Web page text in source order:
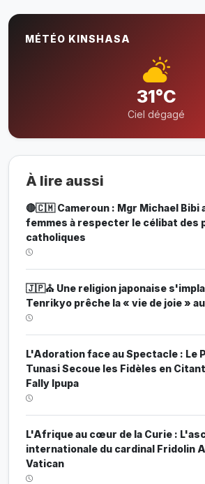
MÉTÉO KINSHASA
31°C
Ciel dégagé
À lire aussi
🔴🇨🇲 Cameroun : Mgr Michael Bibi
femmes à respecter le célibat des
catholiques
🇯🇵⛪ Une religion japonaise
Tenrikyo prêche la « vie de joie »
L'Adoration face au Spectacle : Le
Tunasi Secoue les Fidèles en
Fally Ipupa
L'Afrique au cœur de la Curie :
internationale du cardinal Fridolin
Vatican